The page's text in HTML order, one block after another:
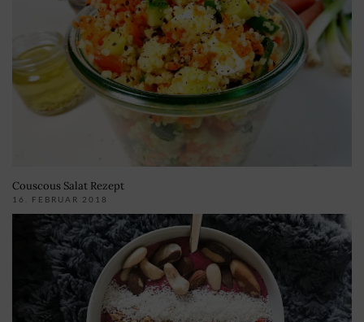
Couscous Salat Rezept
16. FEBRUAR 2018